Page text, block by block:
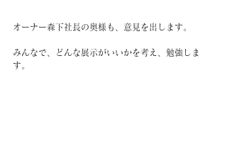
オーナー森下社長の奥様も、意見を出します。
みんなで、どんな展示がいいかを考え、勉強しま
す。